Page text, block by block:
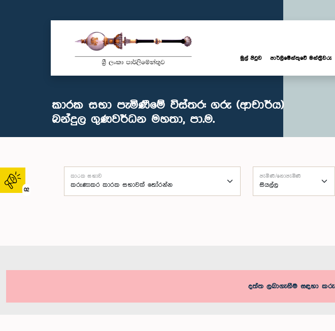
02
මුල් පිටුව පාර්ලි‌මේන්තුවේ මන්ත්‍රීවරු
කාරක සභා පැමිණීමේ විස්තර: ගරු (ආචාර්ය)
බන්දුල ගුණවර්ධන මහතා, පා.ම.
කාරක සභාව පැමිණි/නොපැමිණි
දත්ත ලබාගැනීම සඳහා